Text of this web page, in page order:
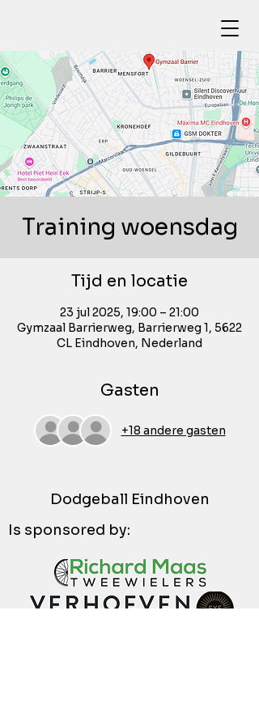
Training woensdag
Tijd en locatie
23 jul 2025, 19:00 – 21:00
Gymzaal Barrierweg, Barrierweg 1, 5622
CL Eindhoven, Nederland
Gasten
+18 andere gasten
Dodgeball Eindhoven
Is sponsored by: